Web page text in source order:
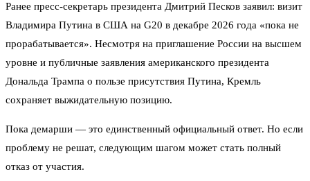
Ранее пресс-секретарь президента Дмитрий Песков заявил: визит
Владимира Путина в США на G20 в декабре 2026 года «пока не
прорабатывается». Несмотря на приглашение России на высшем
уровне и публичные заявления американского президента
Дональда Трампа о пользе присутствия Путина, Кремль
сохраняет выжидательную позицию.
Пока демарши — это единственный официальный ответ. Но если
проблему не решат, следующим шагом может стать полный
отказ от участия.